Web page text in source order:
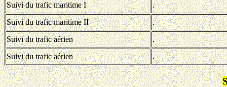
Suivi du trafic maritime I
.
Suivi du trafic maritime II
.
Suivi du trafic aérien
.
Suivi du trafic aérien
.